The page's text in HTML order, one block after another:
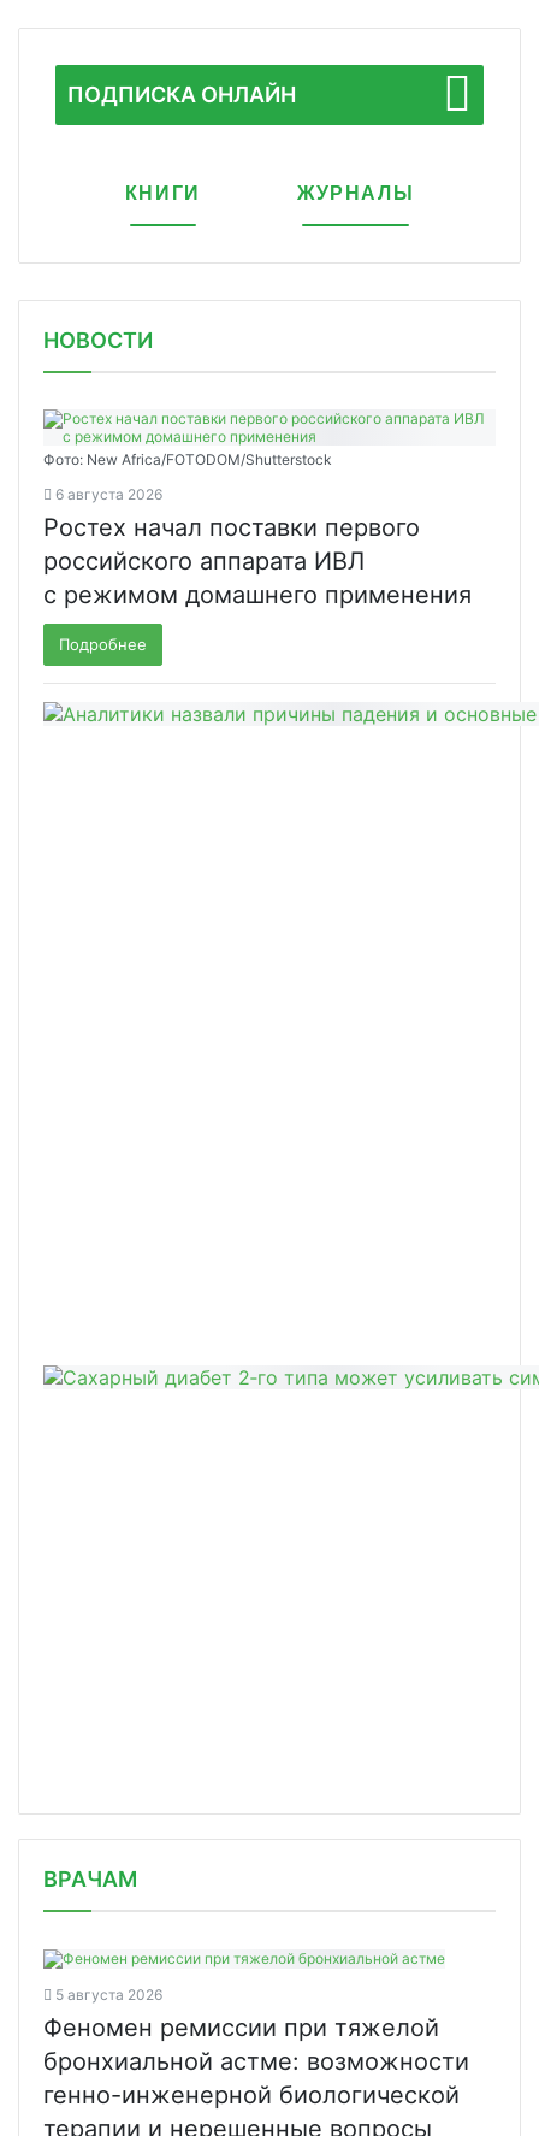
ПОДПИСКА ОНЛАЙН
КНИГИ ЖУРНАЛЫ
НОВОСТИ
Фото: New Africa/FOTODOM/Shutterstock
6 августа 2026
Ростех начал поставки первого
российского аппарата ИВЛ
с режимом домашнего применения
Подробнее
ВРАЧАМ
5 августа 2026
Феномен ремиссии при тяжелой
бронхиальной астме: возможности
генно-инженерной биологической
терапии и нерешенные вопросы